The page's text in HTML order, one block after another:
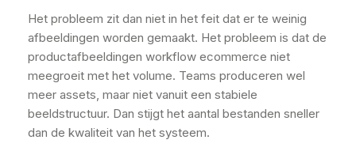
Het probleem zit dan niet in het feit dat er te weinig
afbeeldingen worden gemaakt. Het probleem is dat de
productafbeeldingen workflow ecommerce niet
meegroeit met het volume. Teams produceren wel
meer assets, maar niet vanuit een stabiele
beeldstructuur. Dan stijgt het aantal bestanden sneller
dan de kwaliteit van het systeem.